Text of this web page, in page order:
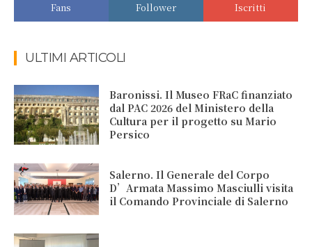
Fans Follower Iscritti
ULTIMI ARTICOLI
Baronissi. Il Museo FRaC finanziato
dal PAC 2026 del Ministero della
Cultura per il progetto su Mario
Persico
Salerno. Il Generale del Corpo
D’Armata Massimo Masciulli visita
il Comando Provinciale di Salerno